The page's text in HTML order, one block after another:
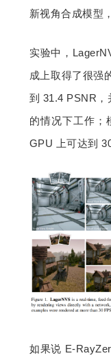
新视角合成模型
实验中，
成上取得了很强
到 31.4 PSNR，
的情况下工作；
GPU 上可达到
如果说 E-